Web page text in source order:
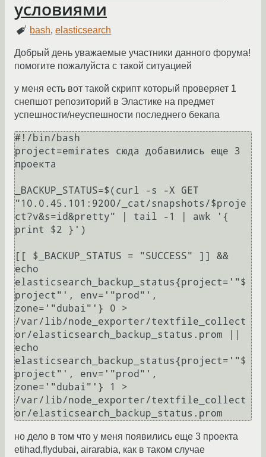
условиями
bash,elasticsearch
Добрый день уважаемые участники данного форума!
помогите пожалуйста с такой ситуацией
у меня есть вот такой скрипт который проверяет 1
снепшот репозиторий в Эластике на предмет
успешности/неуспешности последнего бекапа
#!/bin/bash
project=emirates сюда добавились еще 3
проекта
_BACKUP_STATUS=$(curl -s -X GET
"10.0.45.101:9200/_cat/snapshots/$proje
ct?v&s=id&pretty" | tail -1 | awk '{
print $2 }')
[[ $_BACKUP_STATUS = "SUCCESS" ]] &&
echo
elasticsearch_backup_status{project='"$
project"', env='"prod"',
zone='"dubai"'} 0 >
/var/lib/node_exporter/textfile_collect
or/elasticsearch_backup_status.prom ||
echo
elasticsearch_backup_status{project='"$
project"', env='"prod"',
zone='"dubai"'} 1 >
/var/lib/node_exporter/textfile_collect
но дело в том что у меня появились еще 3 проекта
etihad,flydubai, airarabia, как в таком случае